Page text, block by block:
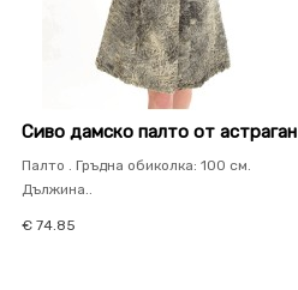
Сиво дамско палто от астраган
Палто . Гръдна обиколка: 100 см.
Дължина..
€ 74.85